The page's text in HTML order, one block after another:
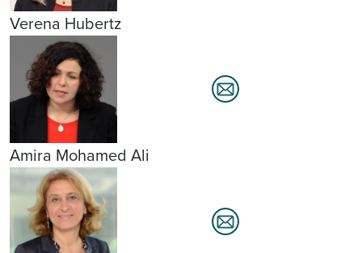
Verena Hubertz
Amira Mohamed Ali